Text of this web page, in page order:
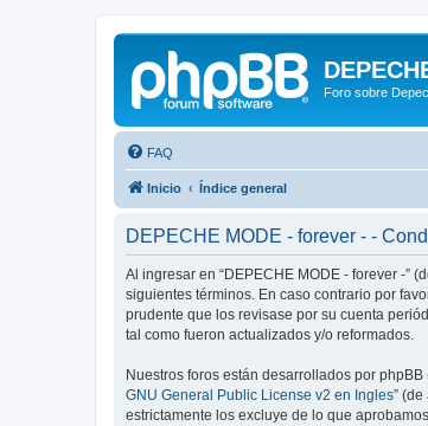
Foro sobre
FAQ
Inicio Índice general
DEPECHE MODE - forever - -
Al ingresar en “DEPECHE MODE - forever -”
siguientes términos. En caso contrario por
prudente que los revisase por su cuenta
tal como fueron actualizados y/o reformados.
Nuestros foros están desarrollados por phpBB
GNU General Public License v2 en Ingles”
estrictamente los excluye de lo que